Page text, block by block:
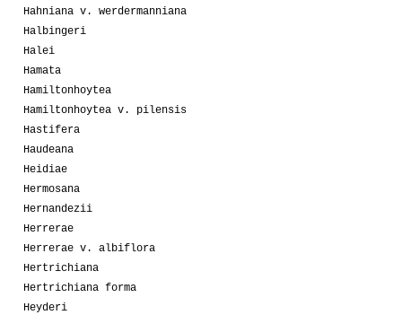
Hahniana v. werdermanniana
Halbingeri
Halei
Hamata
Hamiltonhoytea
Hamiltonhoytea v. pilensis
Hastifera
Haudeana
Heidiae
Hermosana
Hernandezii
Herrerae
Herrerae v. albiflora
Hertrichiana
Hertrichiana forma
Heyderi